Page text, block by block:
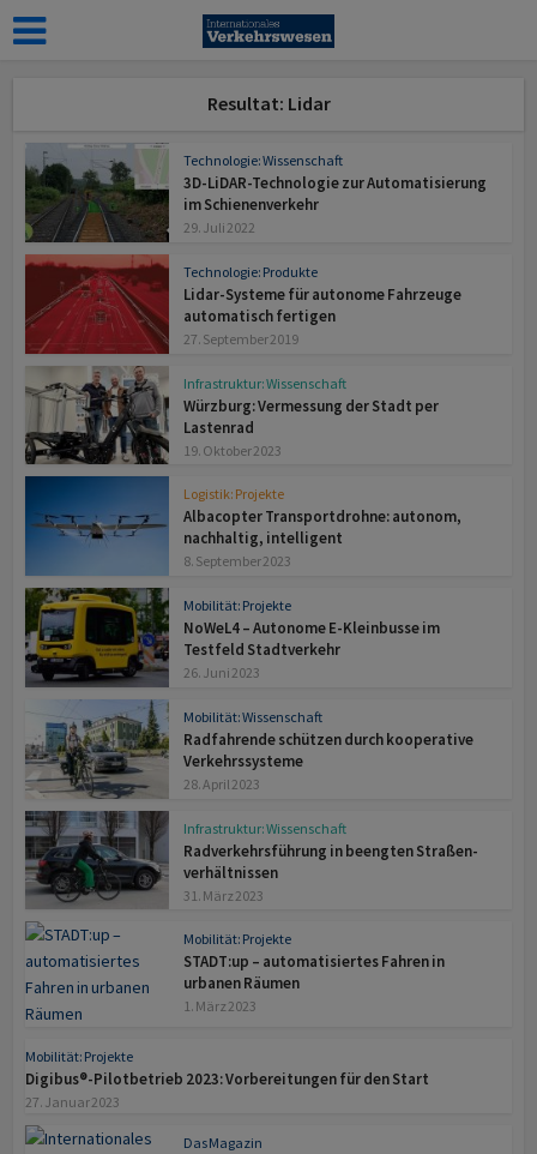
Resultat: Lidar
Technologie: Wissenschaft
3D-LiDAR-Technologie zur Automatisierung
im Schienenverkehr
29. Juli 2022
Technologie: Produkte
Lidar-Systeme für autonome Fahrzeuge
automatisch fertigen
27. September 2019
Infrastruktur: Wissenschaft
Würzburg: Vermessung der Stadt per
Lastenrad
19. Oktober 2023
Logistik: Projekte
Albacopter Transport­drohne: autonom,
nachhaltig, intelligent
8. September 2023
Mobilität: Projekte
NoWeL4 – Autonome E-Kleinbusse im
Testfeld Stadtverkehr
26. Juni 2023
Mobilität: Wissenschaft
Radfahrende schützen durch kooperative
Verkehrssysteme
28. April 2023
Infrastruktur: Wissenschaft
Radverkehrsführung in beengten Straßen­
verhält­nissen
31. März 2023
Mobilität: Projekte
STADT:up – automatisiertes Fahren in
urbanen Räumen
1. März 2023
Mobilität: Projekte
Digibus®-Pilotbetrieb 2023: Vorbereitungen für den Start
27. Januar 2023
Das Magazin